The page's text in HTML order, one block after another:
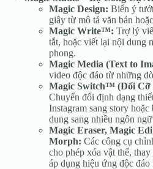
Magic Design: Biến ý
giây từ mô tả văn bản
Magic Write™: Trợ lý
tắt, hoặc viết lại nội dung
phong.
Magic Media (Text to
video độc đáo từ những
Magic Switch™ (Đổi Cỡ
Chuyển đổi định dạng
Instagram sang story
dung sang nhiều ngôn
Magic Eraser, Magic
Morph: Các công cụ
cho phép xóa vật thể,
áp dụng hiệu ứng độc đáo